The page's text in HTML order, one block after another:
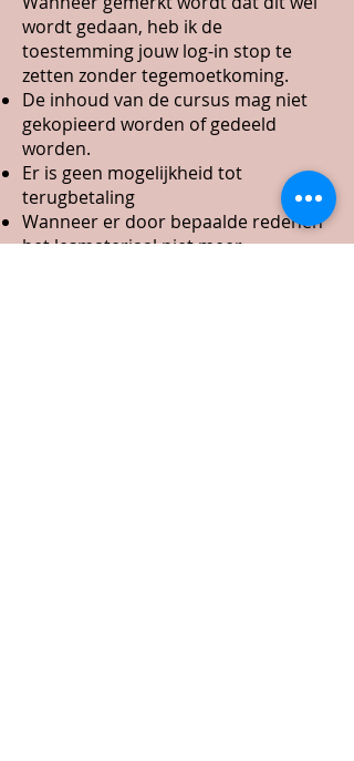
wordt gedaan, heb ik de
toestemming jouw log-in stop te
zetten zonder tegemoetkoming.
De inhoud van de cursus mag niet
gekopieerd worden of gedeeld
worden.
Er is geen mogelijkheid tot
terugbetaling
Wanneer er door bepaalde redenen
het lesmateriaal niet meer